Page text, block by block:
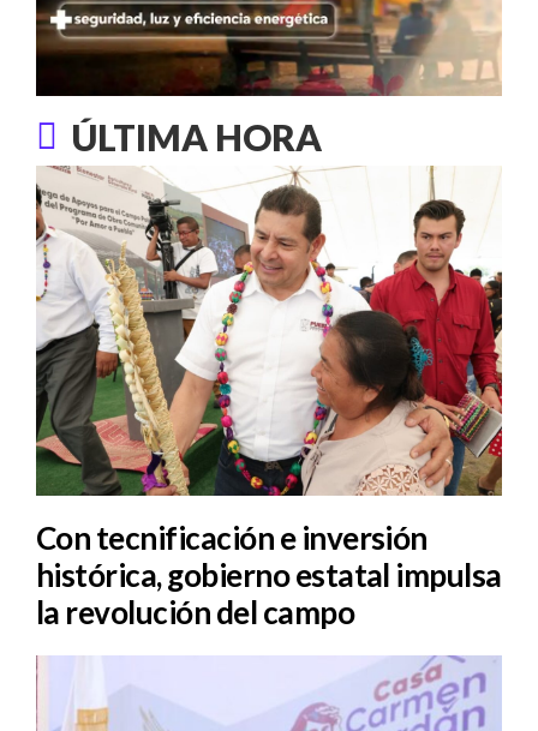
ÚLTIMA HORA
Con tecnificación e inversión
histórica, gobierno estatal impulsa
la revolución del campo